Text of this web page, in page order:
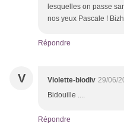
lesquelles on passe
nos yeux Pascale ! Bizh
Répondre
V Violette-biodiv 29/06/
Bidouille ....
Répondre